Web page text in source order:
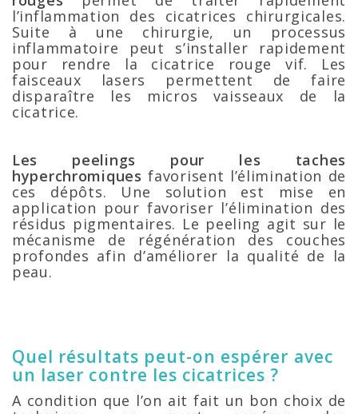
l’inflammation des cicatrices chirurgicales.
Suite à une chirurgie, un processus
inflammatoire peut s’installer rapidement
pour rendre la cicatrice rouge vif. Les
faisceaux lasers permettent de faire
disparaître les micros vaisseaux de la
cicatrice.
Les peelings pour les taches
hyperchromiques favorisent l’élimination de
ces dépôts. Une solution est mise en
application pour favoriser l’élimination des
résidus pigmentaires. Le peeling agit sur le
mécanisme de régénération des couches
profondes afin d’améliorer la qualité de la
peau.
Quel résultats peut-on espérer avec
un laser contre les cicatrices ?
A condition que l’on ait fait un bon choix de